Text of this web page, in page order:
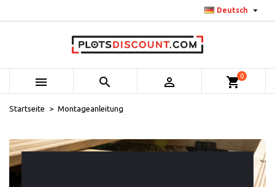
Deutsch 
   shopping_cart0
Startseite Montageanleitung